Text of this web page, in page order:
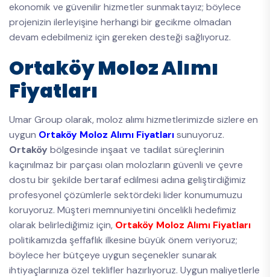
ekonomik ve güvenilir hizmetler sunmaktayız; böylece
projenizin ilerleyişine herhangi bir gecikme olmadan
devam edebilmeniz için gereken desteği sağlıyoruz.
Ortaköy Moloz Alımı
Fiyatları
Umar Group olarak, moloz alımı hizmetlerimizde sizlere en
uygun Ortaköy Moloz Alımı Fiyatlarısunuyoruz.
Ortaköy bölgesinde inşaat ve tadilat süreçlerinin
kaçınılmaz bir parçası olan molozların güvenli ve çevre
dostu bir şekilde bertaraf edilmesi adına geliştirdiğimiz
profesyonel çözümlerle sektördeki lider konumumuzu
koruyoruz. Müşteri memnuniyetini öncelikli hedefimiz
olarak belirlediğimiz için, Ortaköy Moloz Alımı Fiyatları
politikamızda şeffaflık ilkesine büyük önem veriyoruz;
böylece her bütçeye uygun seçenekler sunarak
ihtiyaçlarınıza özel teklifler hazırlıyoruz. Uygun maliyetlerle